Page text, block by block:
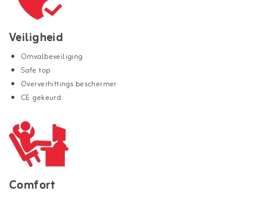
Veiligheid
Omvalbeveiliging
Safe top
Oververhittings beschermer
CE gekeurd
Comfort